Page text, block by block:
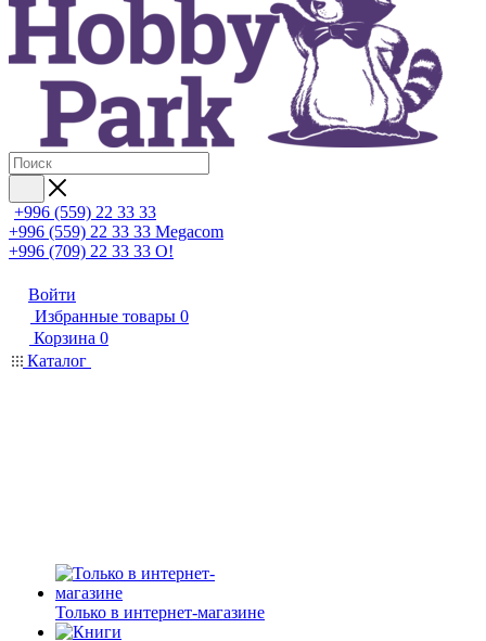
+996 (559) 22 33 33
+996 (559) 22 33 33 Megacom
+996 (709) 22 33 33 O!
Войти
Избранные товары 0
Корзина 0
Каталог
Только в интернет-магазине